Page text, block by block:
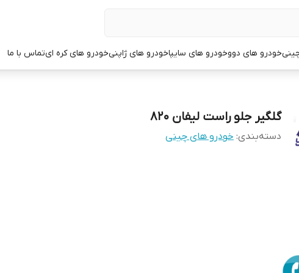
خودرو های دووخودرو های سایپاخودرو های ژاپنیخودرو های کره ایتماس با ما
گلگیر جلو راست لیفان 820
دسته‌بندی: خودرو های چینی